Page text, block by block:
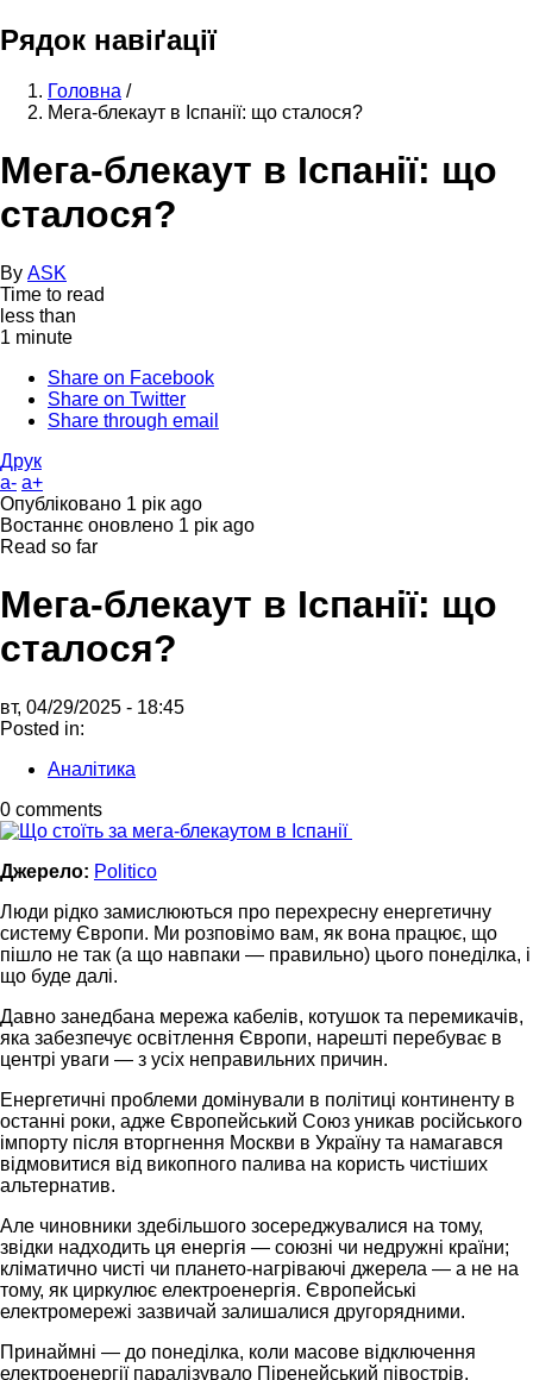
Рядок навіґації
Головна /
Мега-блекаут в Іспанії: що сталося?
Мега-блекаут в Іспанії: що
сталося?
By ASK
Time to read
less than
1 minute
Share on Facebook
Share on Twitter
Share through email
Друк
a- a+
Опубліковано 1 рік ago
Востаннє оновлено 1 рік ago
Read so far
Мега-блекаут в Іспанії: що
сталося?
вт, 04/29/2025 - 18:45
Posted in:
Аналітика
0 comments
Джерело: Politico
Люди рідко замислюються про перехресну енергетичну
систему Європи. Ми розповімо вам, як вона працює, що
пішло не так (а що навпаки — правильно) цього понеділка, і
що буде далі.
Давно занедбана мережа кабелів, котушок та перемикачів,
яка забезпечує освітлення Європи, нарешті перебуває в
центрі уваги — з усіх неправильних причин.
Енергетичні проблеми домінували в політиці континенту в
останні роки, адже Європейський Союз уникав російського
імпорту після вторгнення Москви в Україну та намагався
відмовитися від викопного палива на користь чистіших
альтернатив.
Але чиновники здебільшого зосереджувалися на тому,
звідки надходить ця енергія — союзні чи недружні країни;
кліматично чисті чи плането-нагріваючі джерела — а не на
тому, як циркулює електроенергія. Європейські
електромережі зазвичай залишалися другорядними.
Принаймні — до понеділка, коли масове відключення
електроенергії паралізувало Піренейський півострів,